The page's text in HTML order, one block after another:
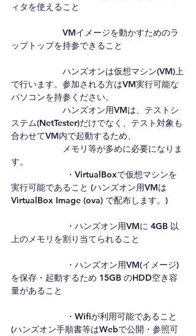
ィタを使えること
VMイメージを動かすためのラ
ップトップを持参できること
ハンズオンは仮想マシン(VM)上
で行います。参加される方はVM実行可能な
パソコンを持参ください。
ハンズオン用VMは、テストシ
ステム(NetTester)だけでなく、テスト対象も
合わせてVM内で起動するため、
メモリ等が多めに必要になりま
す。
実行可能であること (ハンズオン用VMは
VirtualBox Image (ova) で配布します。)
上のメモリを割り当てられること
を保存・起動するため 15GB のHDD空き容
量があること
(ハンズオン手順書等はWebで公開・参照可